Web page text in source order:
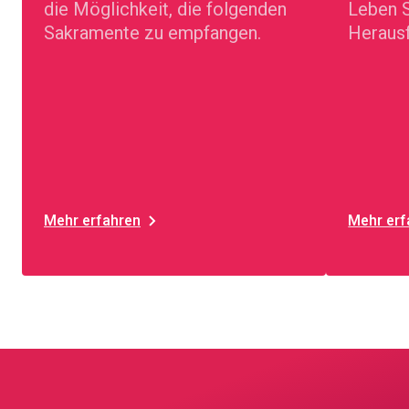
die Möglichkeit, die folgenden
Sakramente zu empfangen.
Mehr erfahren
Leben
Mehr